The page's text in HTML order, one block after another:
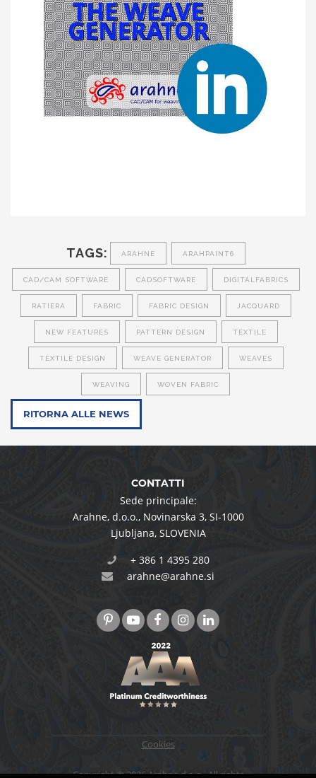
TAGS: ARAHNE ARAHPAINT6
CAD/CAM SOFTWARE CADSOFTWARE DIGITALFABRICS
RATIERA FABRIC FABRIC DESIGN JACQUARD
NEW FEATURES PATTERN DESIGN TEXTILE
TEXTILE DESIGN WEAVE GENERATOR WEAVES
WEAVING WOVEN FABRIC
RITORNA ALLE NEWS
CONTATTI
Sede principale:
Arahne, d.o.o.,Novinarska 3,SI-1000
Ljubljana,SLOVENIA
+ 386 1 4395 280
arahne@arahne.si
Cookies
Copyright © 2026 Arahne d.o.o., All rights